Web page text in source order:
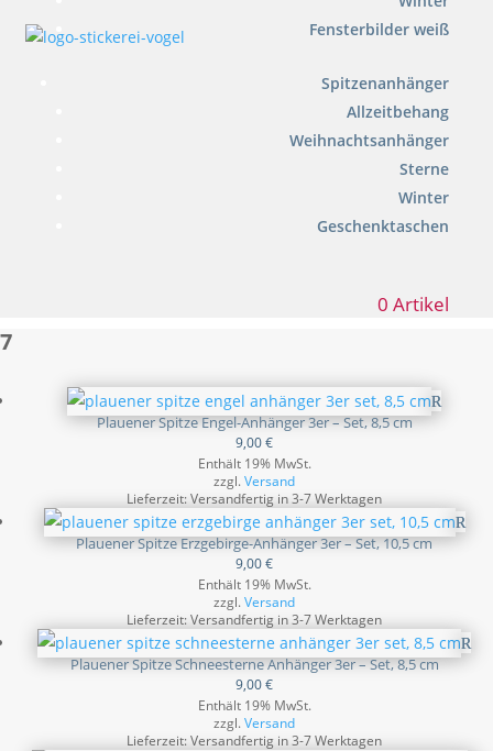
Fensterbilder weiß
Spitzenanhänger
Allzeitbehang
Weihnachtsanhänger
Sterne
Winter
Geschenktaschen
0 Artikel
7
Plauener Spitze Engel-Anhänger 3er – Set, 8,5 cm
9,00€
Enthält 19% MwSt.
zzgl.Versand
Lieferzeit: Versandfertig in 3-7 Werktagen
Plauener Spitze Erzgebirge-Anhänger 3er – Set, 10,5 cm
9,00€
Enthält 19% MwSt.
zzgl.Versand
Lieferzeit: Versandfertig in 3-7 Werktagen
Plauener Spitze Schneesterne Anhänger 3er – Set, 8,5 cm
9,00€
Enthält 19% MwSt.
zzgl.Versand
Lieferzeit: Versandfertig in 3-7 Werktagen